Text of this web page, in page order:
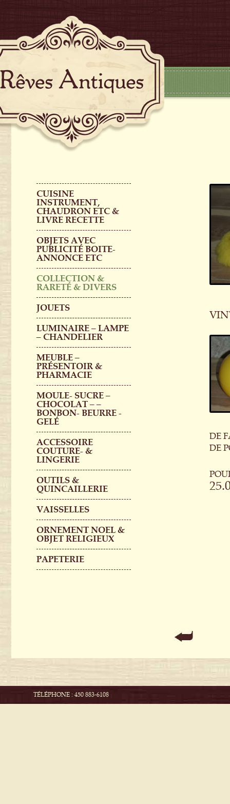
CUISINE
INSTRUMENT,
CHAUDRON ETC &
LIVRE RECETTE
OBJETS AVEC
PUBLICITÉ BOITE-
ANNONCE ETC
COLLECTION &
RARETÉ & DIVERS
JOUETS
LUMINAIRE – LAMPE
– CHANDELIER
MEUBLE –
PRÉSENTOIR &
PHARMACIE
MOULE- SUCRE –
CHOCOLAT – –
BONBON- BEURRE -
GELÉ
ACCESSOIRE
COUTURE- &
LINGERIE
OUTILS &
QUINCAILLERIE
VAISSELLES
ORNEMENT NOEL &
OBJET RELIGIEUX
PAPETERIE
DE
DE
TÉLÉPHONE : 450 883-6108